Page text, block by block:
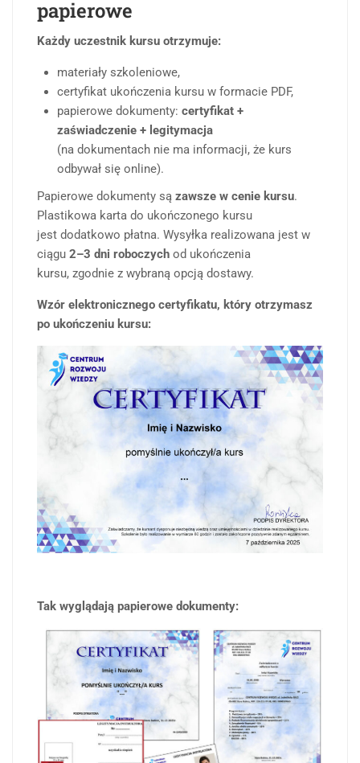
papierowe
Każdy uczestnik kursu otrzymuje:
materiały szkoleniowe,
certyfikat ukończenia kursu w formacie PDF,
papierowe dokumenty: certyfikat +
zaświadczenie + legitymacja
(na dokumentach nie ma informacji, że kurs
odbywał się online).
Papierowe dokumenty są zawsze w cenie kursu.
Plastikowa karta do ukończonego kursu
jest dodatkowo płatna. Wysyłka realizowana jest w
ciągu 2–3 dni roboczych od ukończenia
kursu, zgodnie z wybraną opcją dostawy.
Wzór elektronicznego certyfikatu, który otrzymasz
po ukończeniu kursu:
Tak wyglądają papierowe dokumenty: